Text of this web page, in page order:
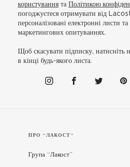
користуваннята Політикою
погоджуєтеся отримувати від
персоналізовані електронні листи
маркетингових опитуваннях.
Щоб скасувати підписку, натисніть
в кінці будь-якого листа.
ПРО “ЛАКОСТ”
Група “Лакост”